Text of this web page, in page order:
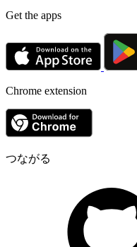
Get the apps
Chrome extension
つながる